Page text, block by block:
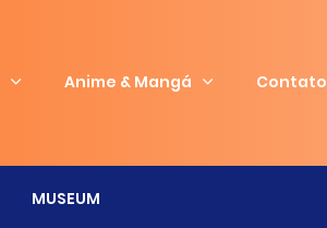
Anime & Mangá Contato
MUSEUM